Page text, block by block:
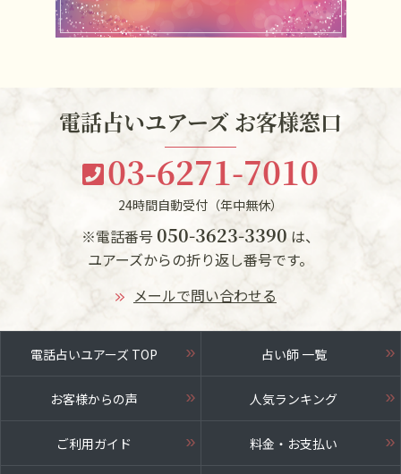
電話占いユアーズ お客様窓口
03-6271-7010
24時間自動受付（年中無休）
※電話番号 050-3623-3390 は、
ユアーズからの折り返し番号です。
メールで問い合わせる
電話占いユアーズ TOP 占い師 一覧
お客様からの声 人気ランキング
ご利用ガイド 料金・お支払い